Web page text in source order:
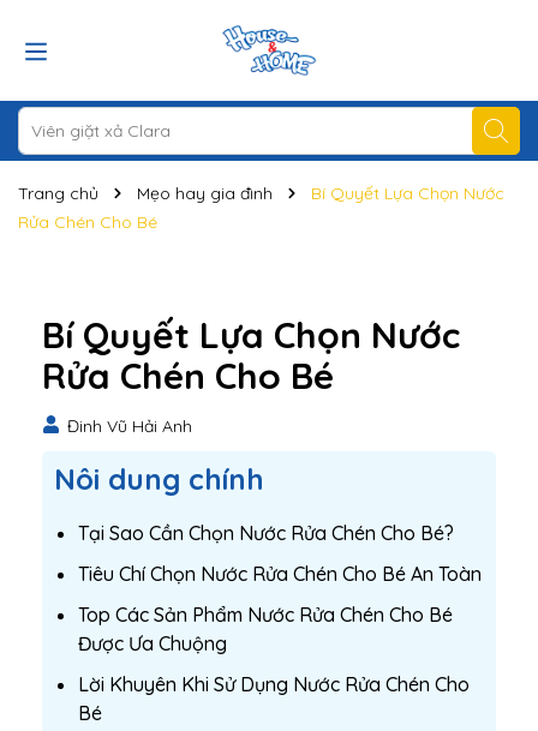
Trang chủ Mẹo hay gia đình
Bí Quyết Lựa Chọn Nước
Rửa Chén Cho Bé
Bí Quyết Lựa Chọn Nước
Rửa Chén Cho Bé
Đinh Vũ Hải Anh
Nôi dung chính
Tại Sao Cần Chọn Nước Rửa Chén Cho Bé?
Tiêu Chí Chọn Nước Rửa Chén Cho Bé An Toàn
Top Các Sản Phẩm Nước Rửa Chén Cho Bé
Được Ưa Chuộng
Lời Khuyên Khi Sử Dụng Nước Rửa Chén Cho
Bé